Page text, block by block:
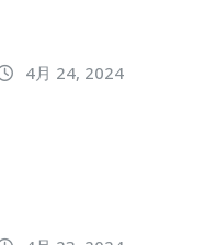
4月 24, 2024